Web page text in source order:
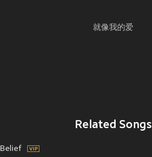
就像我的爱
Related Songs
Belief